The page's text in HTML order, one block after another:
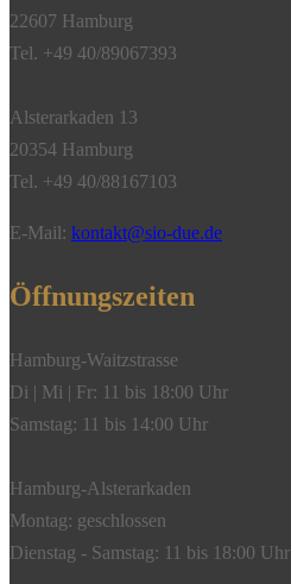
22607 Hamburg
Tel. +49 40/89067393
Alsterarkaden 13
20354 Hamburg
Tel. +49 40/88167103
E-Mail: kontakt@sio-due.de
Öffnungszeiten
Hamburg-Waitzstrasse
Di | Mi | Fr: 11 bis 18:00 Uhr
Samstag: 11 bis 14:00 Uhr
Hamburg-Alsterarkaden
Montag: geschlossen
Dienstag - Samstag: 11 bis 18:00 Uhr